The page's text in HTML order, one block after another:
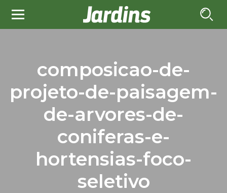
composicao-de-
projeto-de-paisagem-
de-arvores-de-
coniferas-e-
hortensias-foco-
seletivo